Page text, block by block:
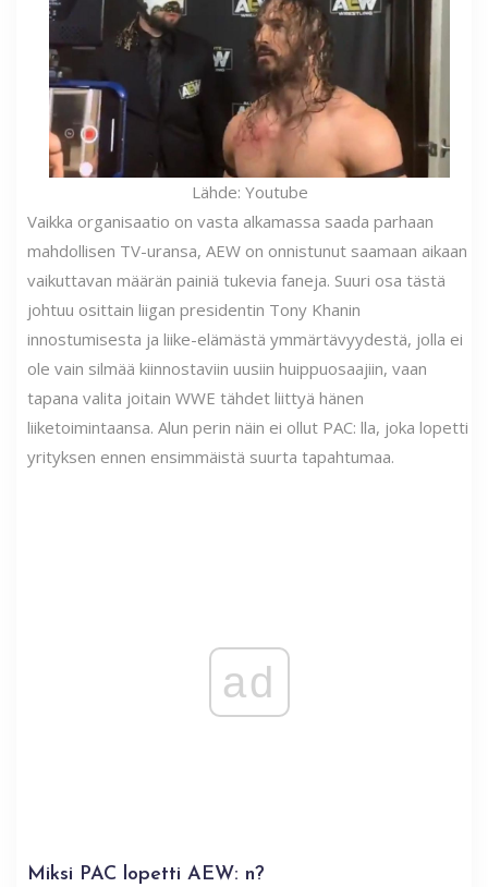
Lähde: Youtube
Vaikka organisaatio on vasta alkamassa saada parhaan
mahdollisen TV-uransa, AEW on onnistunut saamaan aikaan
vaikuttavan määrän painiä tukevia faneja. Suuri osa tästä
johtuu osittain liigan presidentin Tony Khanin
innostumisesta ja liike-elämästä ymmärtävyydestä, jolla ei
ole vain silmää kiinnostaviin uusiin huippuosaajiin, vaan
tapana valita joitain WWE tähdet liittyä hänen
liiketoimintaansa. Alun perin näin ei ollut PAC: lla, joka lopetti
yrityksen ennen ensimmäistä suurta tapahtumaa.
ad
Miksi PAC lopetti AEW: n?